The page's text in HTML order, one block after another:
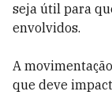
seja útil para
envolvidos.
A
que deve